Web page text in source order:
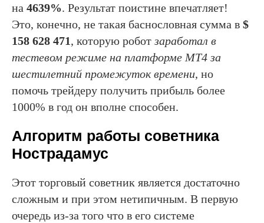
на 4639%. Результат поистине впечатляет!
Это, конечно, не такая баснословная сумма в $
158 628 471, которую роботзаработал в
тестевом режиме на платформе МТ4 за
шестилетний промежуток времени, но
помочь трейдеру получить прибыль более
1000% в год он вполне способен.
Алгоритм работы советника
Нострадамус
Этот торговый советник является достаточно
сложным и при этом нетипичным. В первую
очередь из-за того что в его системе